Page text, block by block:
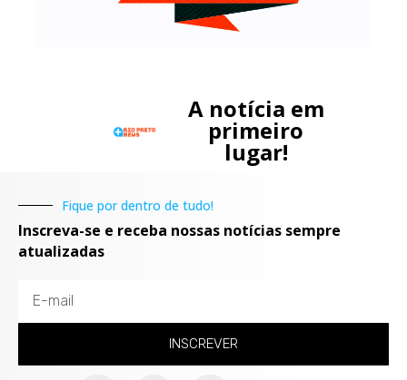
A notícia em
primeiro
lugar!
Fique por dentro de tudo!
Inscreva-se e receba nossas notícias sempre
atualizadas
INSCREVER